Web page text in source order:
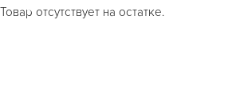
Товар отсутствует на остатке.